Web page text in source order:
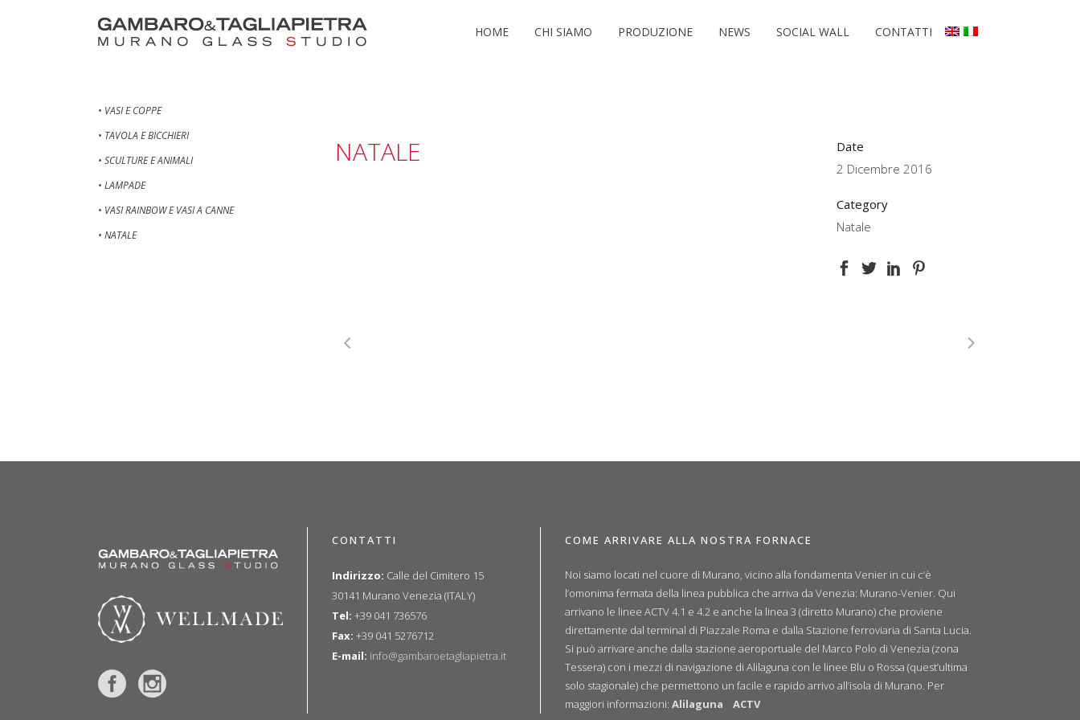
HOME CHI SIAMO PRODUZIONE NEWS SOCIAL WALL CONTATTI
• VASI E COPPE
• TAVOLA E BICCHIERI
• SCULTURE E ANIMALI
• LAMPADE
• VASI RAINBOW E VASI A CANNE
• NATALE
NATALE
Date
2 Dicembre 2016
Category
Natale
CONTATTI
Indirizzo: Calle del Cimitero 15
30141 Murano Venezia (ITALY)
Tel: +39 041 736576
Fax: +39 041 5276712
E-mail: info@gambaroetagliapietra.it
COME ARRIVARE ALLA NOSTRA FORNACE
Noi siamo locati nel cuore di Murano, vicino alla fondamenta Venier in cui c’è
l’omonima fermata della linea pubblica che arriva da Venezia: Murano-Venier. Qui
arrivano le linee ACTV 4.1 e 4.2 e anche la linea 3 (diretto Murano) che proviene
direttamente dal terminal di Piazzale Roma e dalla Stazione ferroviaria di Santa Lucia.
Si può arrivare anche dalla stazione aeroportuale del Marco Polo di Venezia (zona
Tessera) con i mezzi di navigazione di Alilaguna con le linee Blu o Rossa (quest’ultima
solo stagionale) che permettono un facile e rapido arrivo all’isola di Murano. Per
maggiori informazioni: Alilaguna ACTV